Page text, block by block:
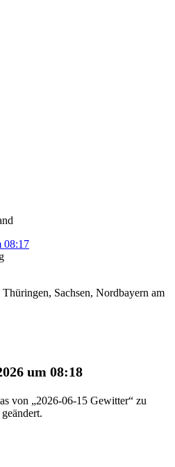
08:17
Sachsen, Nordbayern am
um 08:18
von „2026-06-15 Gewitter“ zu